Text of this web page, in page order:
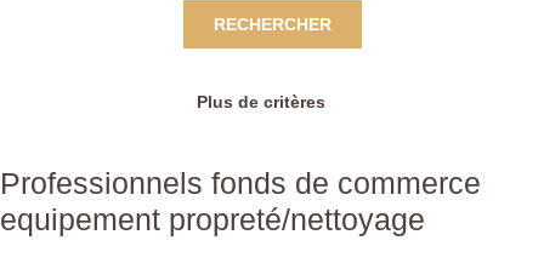
RECHERCHER
Plus de critères
Professionnels fonds de commerce
equipement propreté/nettoyage